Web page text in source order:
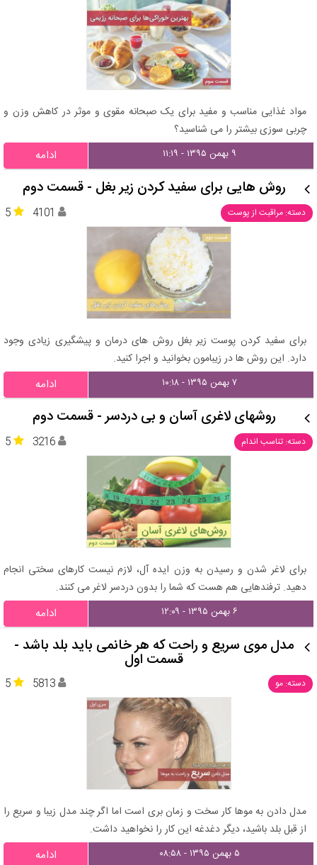
مواد غذایی مناسب و مفید برای یک صبحانه مقوی و موثر در کاهش وزن و
چربی سوزی بیشتر را می شناسید؟
۹ بهمن ۱۳۹۵ - ۱۱:۱۹ ادامه
روش هایی برای سفید کردن زیر بغل - قسمت دوم
دسته: مراقبت از پوست 5 4101
برای سفید کردن پوست زیر بغل روش های درمان و پیشگیری زیادی وجود
دارد. این روش ها در زیبامون بخوانید و اجرا کنید.
۷ بهمن ۱۳۹۵ - ۱۰:۱۸ ادامه
روشهای لاغری آسان و بی‌ دردسر - قسمت دوم
دسته: تناسب اندام 5 3216
برای لاغر شدن و رسیدن به وزن ایده آل، لازم نیست کارهای سختی انجام
دهید. ترفندهایی هم هست که شما را بدون دردسر لاغر می کنند.
۶ بهمن ۱۳۹۵ - ۱۲:۰۹ ادامه
مدل موی سریع و راحت که هر خانمی باید بلد باشد -
قسمت اول
دسته: مو 5 5813
مدل دادن به موها کار سخت و زمان بری است اما اگر چند مدل زیبا و سریع را
از قبل بلد باشید، دیگر دغدغه این کار را نخواهید داشت.
۵ بهمن ۱۳۹۵ - ۰۸:۵۸ ادامه